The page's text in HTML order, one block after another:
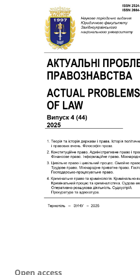
Open access